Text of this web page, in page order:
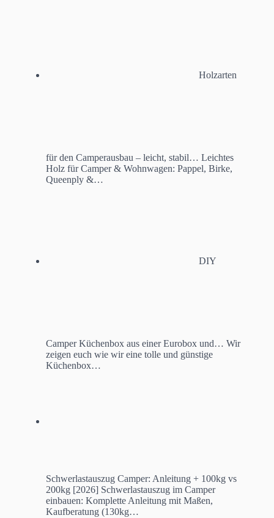
Holzarten
für den Camperausbau – leicht, stabil… Leichtes
Holz für Camper & Wohnwagen: Pappel, Birke,
Queenply &…
DIY
Camper Küchenbox aus einer Eurobox und… Wir
zeigen euch wie wir eine tolle und günstige
Küchenbox…
Schwerlastauszug Camper: Anleitung + 100kg vs
200kg [2026] Schwerlastauszug im Camper
einbauen: Komplette Anleitung mit Maßen,
Kaufberatung (130kg…